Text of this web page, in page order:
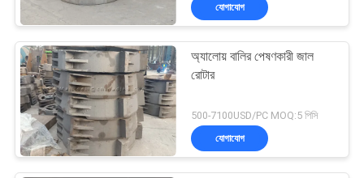
যোগাযোগ
অ্যালোয় বালির পেষণকারী জাল
রোটার
500-7100USD/PC MOQ:5 পিসি
যোগাযোগ